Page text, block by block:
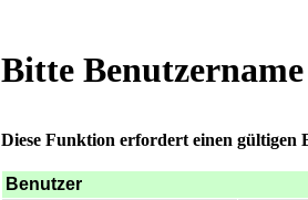
Bitte
Diese Funktion erfordert einen gültigen
Benutzer